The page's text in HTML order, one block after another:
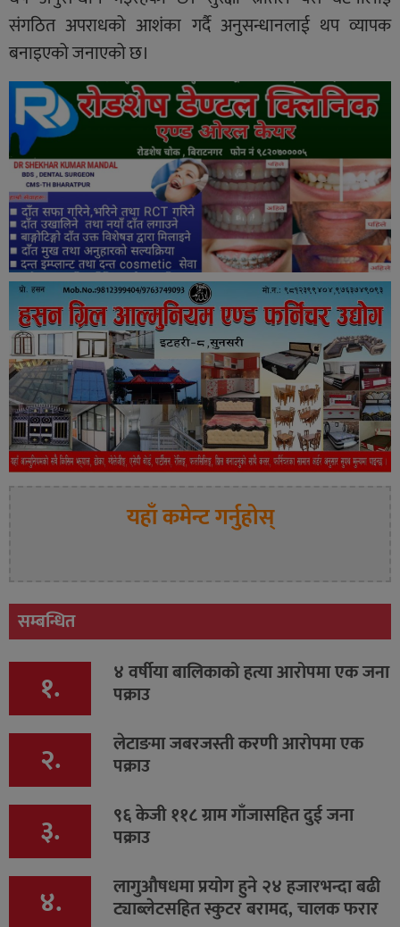
संगठित अपराधको आशंका गर्दै अनुसन्धानलाई थप व्यापक
बनाइएको जनाएको छ।
यहाँ कमेन्ट गर्नुहोस्
सम्बन्धित
१. ४ वर्षीया बालिकाको हत्या आरोपमा एक जना
पक्राउ
२. लेटाङमा जबरजस्ती करणी आरोपमा एक
पक्राउ
३. ९६ केजी ११८ ग्राम गाँजासहित दुई जना
पक्राउ
४. लागुऔषधमा प्रयोग हुने २४ हजारभन्दा बढी
ट्याब्लेटसहित स्कुटर बरामद, चालक फरार